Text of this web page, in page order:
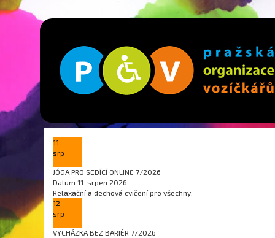
11
srp
JÓGA PRO SEDÍCÍ ONLINE 7/2026
Datum 11. srpen 2026
Relaxační a dechová cvičení pro všechny.
12
srp
VYCHÁZKA BEZ BARIÉR 7/2026